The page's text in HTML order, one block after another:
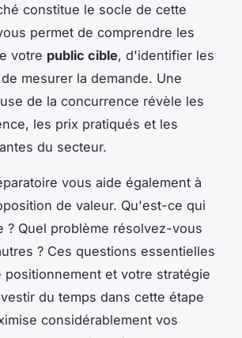
constitue le socle de cette
permet de comprendre les
votre public cible, d'identifier les
mesurer la demande. Une
de la concurrence révèle les
les prix pratiqués et les
du secteur.
vous aide également à
de valeur. Qu'est-ce qui
? Quel problème résolvez-vous
? Ces questions essentielles
et votre stratégie
du temps dans cette étape
considérablement vos